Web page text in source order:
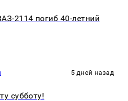
2114 погиб 40-летний
5 дней назад
субботу!